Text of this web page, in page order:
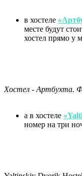
в хостеле
месте будут
хостел прямо у
Хостел - Артбухта.
а в хостеле
номер на три